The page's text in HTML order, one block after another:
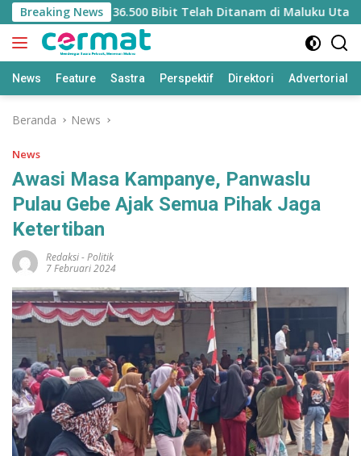
Langsung
ke
konten
Breaking News
Mangrove, 36.500 Bibit Telah Ditanam di Maluku Utara
News Feature Sastra Perspektif Direktori Advertorial
Beranda News
News
Awasi Masa Kampanye, Panwaslu
Pulau Gebe Ajak Semua Pihak Jaga
Ketertiban
Redaksi-Politik
7 Februari 2024